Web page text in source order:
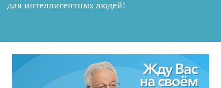
для интеллигентных людей!